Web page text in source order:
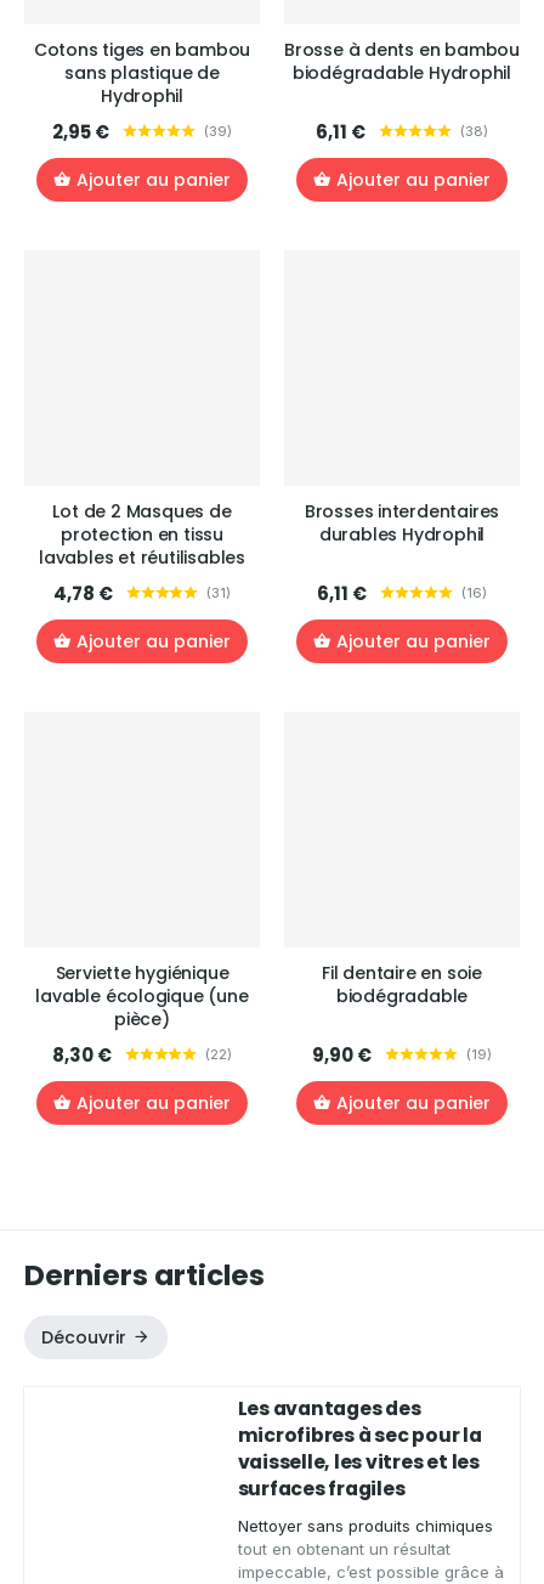
Cotons tiges en bambou
sans plastique de
Hydrophil
2,95 € (39)
Ajouter au panier
Brosse à dents en bambou
biodégradable Hydrophil
6,11 € (38)
Ajouter au panier
Lot de 2 Masques de
protection en tissu
lavables et réutilisables
4,78 € (31)
Ajouter au panier
Brosses interdentaires
durables Hydrophil
6,11 € (16)
Ajouter au panier
Serviette hygiénique
lavable écologique (une
pièce)
8,30 € (22)
Ajouter au panier
Fil dentaire en soie
biodégradable
9,90 € (19)
Ajouter au panier
Derniers articles
Découvrir
Les avantages des
microfibres à sec pour la
vaisselle, les vitres et les
surfaces fragiles
Nettoyer sans produits chimiques
tout en obtenant un résultat
impeccable, c’est possible grâce à